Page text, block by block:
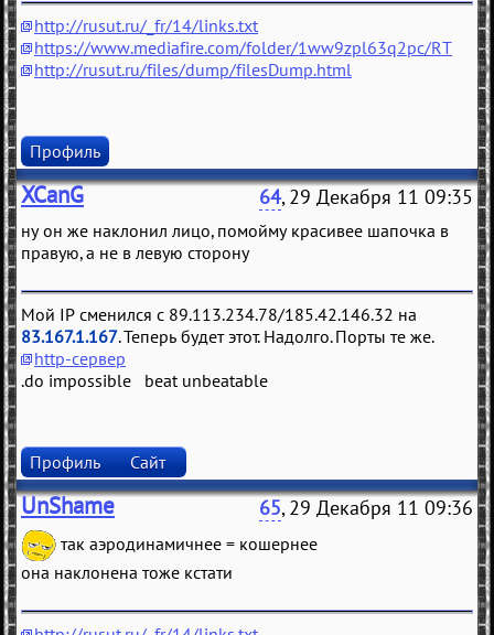
http://rusut.ru/_fr/14/links.txt
https://www.mediafire.com/folder/1ww9zpl63q2pc/RT
http://rusut.ru/files/dump/filesDump.html
Профиль
XCanG 64, 29 Декабря 11 09:35
ну он же наклонил лицо, помойму красивее шапочка в
правую, а не в левую сторону
Мой IP сменился с 89.113.234.78/185.42.146.32 на
83.167.1.167. Теперь будет этот. Надолго. Порты те же.
http-сервер
.do impossible beat unbeatable
Профиль Сайт
UnShame 65, 29 Декабря 11 09:36
так аэродинамичнее = кошернее
она наклонена тоже кстати